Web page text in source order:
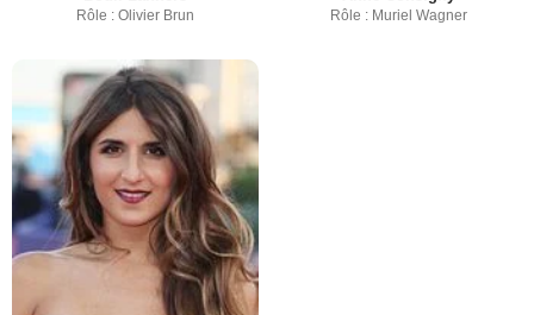
Rôle : Olivier Brun Rôle : Muriel Wagner